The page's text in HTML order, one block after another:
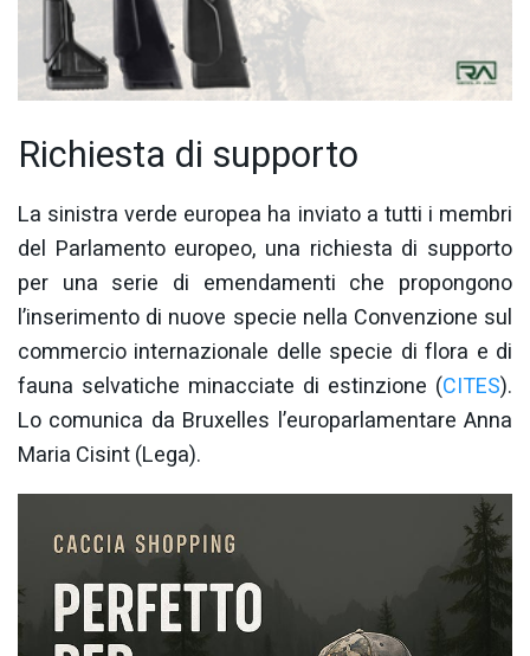
Richiesta di supporto
La sinistra verde europea ha inviato a tutti i membri
del Parlamento europeo, una richiesta di supporto
per una serie di emendamenti che propongono
l’inserimento di nuove specie nella Convenzione sul
commercio internazionale delle specie di flora e di
fauna selvatiche minacciate di estinzione (CITES).
Lo comunica da Bruxelles l’europarlamentare Anna
Maria Cisint (Lega).